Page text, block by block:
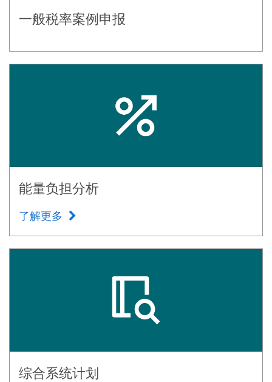
一般税率案例申报
能量负担分析
了解更多
综合系统计划